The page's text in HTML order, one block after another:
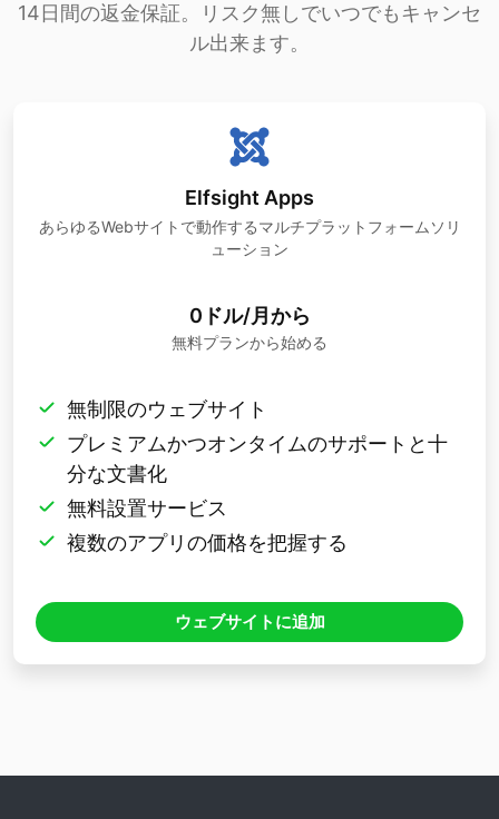
14日間の返金保証。リスク無しでいつでもキャンセ
ル出来ます。
Elfsight Apps
あらゆるWebサイトで動作するマルチプラットフォームソリ
ューション
0ドル/月から
無料プランから始める
無制限のウェブサイト
プレミアムかつオンタイムのサポートと十
分な文書化
無料設置サービス
複数のアプリの価格を把握する
ウェブサイトに追加